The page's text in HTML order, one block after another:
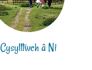
Cysylltwch â Ni